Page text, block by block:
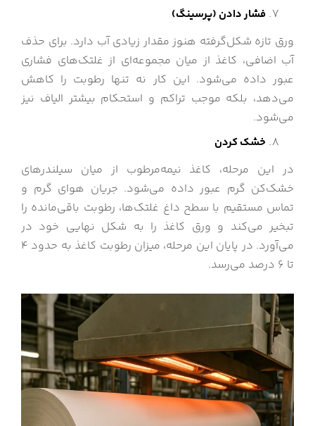
فشار دادن (پرسینگ)
ورق تازه شکل‌گرفته هنوز مقدار زیادی آب دارد. برای حذف
آب اضافی، کاغذ از میان مجموعه‌ای از غلتک‌های فشاری
عبور داده می‌شود. این کار نه تنها رطوبت را کاهش
می‌دهد، بلکه موجب تراکم و استحکام بیشتر الیاف نیز
می‌شود.
خشك كردن
در این مرحله، کاغذ نیمه‌مرطوب از میان سیلندرهای
خشک‌کن گرم عبور داده می‌شود. جریان هوای گرم و
تماس مستقیم با سطح داغ غلتک‌ها، رطوبت باقی‌مانده را
تبخیر می‌کند و ورق کاغذ را به شکل نهایی خود در
می‌آورد. در پایان این مرحله، میزان رطوبت کاغذ به حدود ۴
تا ۶ درصد می‌رسد.